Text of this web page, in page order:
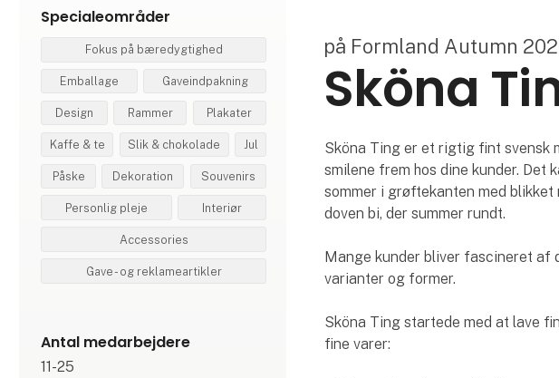
Specialeområder
Fokus på bæredygtighed
Emballage Gaveindpakning
Design Rammer Plakater
Kaffe & te Slik & chokolade Jul
Påske Dekoration Souvenirs
Personlig pleje Interiør
Accessories
Gave - og reklameartikler
Antal medarbejdere
11-25
på Formland Autumn
Sköna
Sköna Ting er et rigtig fint svensk
smilene frem hos dine kunder. Det
sommer i grøftekanten med blikket
doven bi, der summer rundt.
Mange kunder bliver fascineret af
varianter og former.
Sköna Ting startede med at lave
fine varer: